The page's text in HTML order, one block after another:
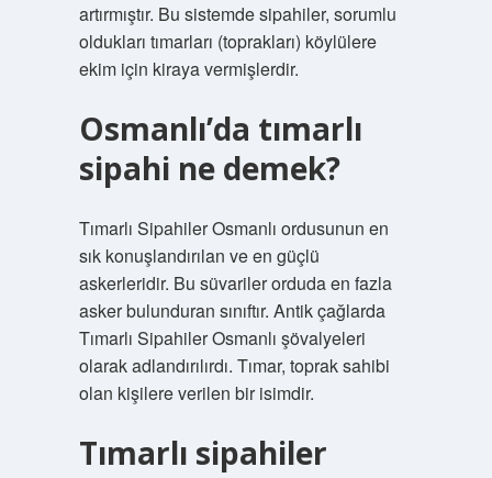
artırmıştır. Bu sistemde sipahiler, sorumlu
oldukları tımarları (toprakları) köylülere
ekim için kiraya vermişlerdir.
Osmanlı’da tımarlı
sipahi ne demek?
Tımarlı Sipahiler Osmanlı ordusunun en
sık konuşlandırılan ve en güçlü
askerleridir. Bu süvariler orduda en fazla
asker bulunduran sınıftır. Antik çağlarda
Tımarlı Sipahiler Osmanlı şövalyeleri
olarak adlandırılırdı. Tımar, toprak sahibi
olan kişilere verilen bir isimdir.
Tımarlı sipahiler